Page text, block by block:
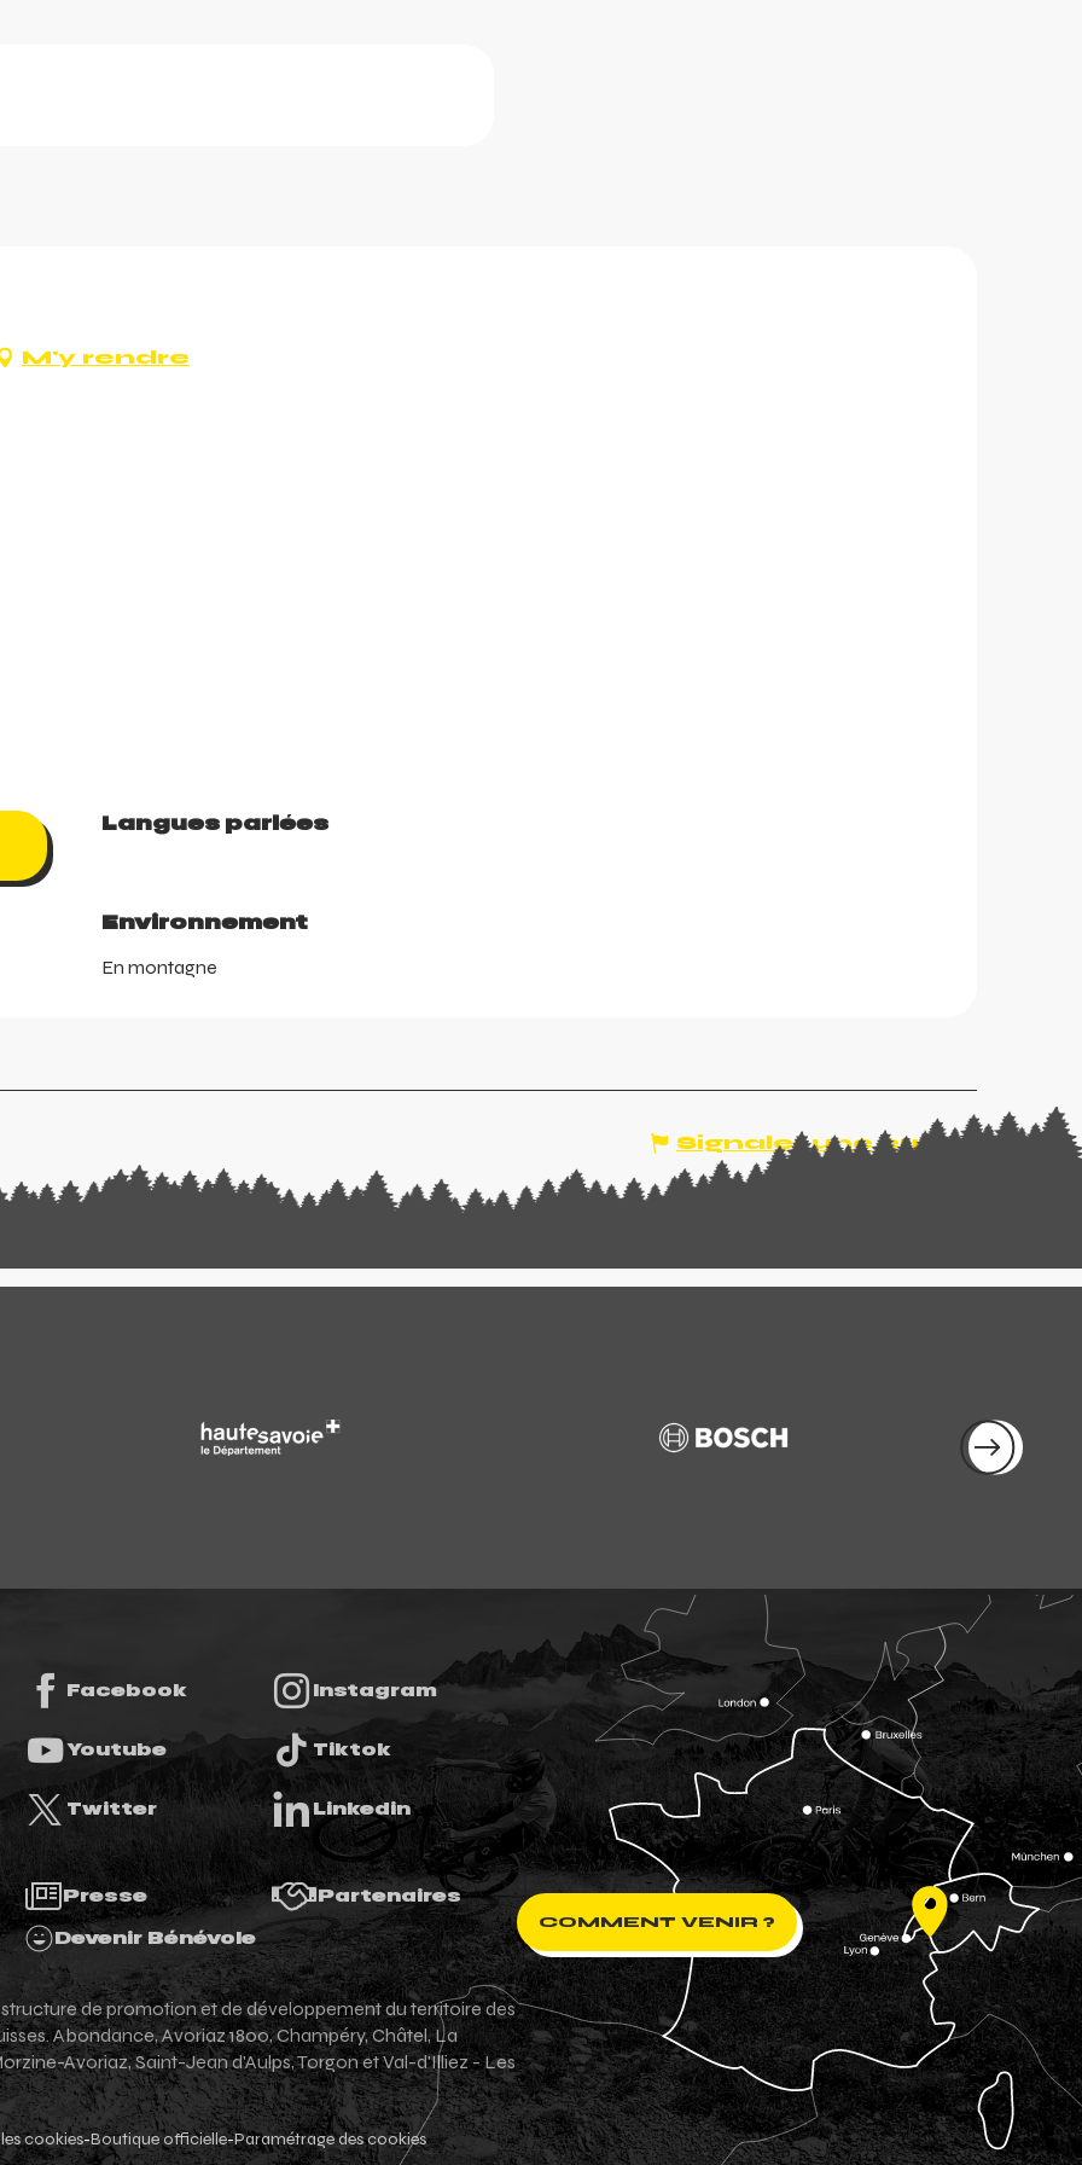
M'y rendre
Langues parlées
Langues parlées
Environnement
Environnement
En montagne
Signaler une erreur
Facebook Instagram
Youtube Tiktok
Twitter Linkedin
Presse Partenaires
Devenir Bénévole
de promotion et de développement du territoire des
Abondance, Avoriaz 1800, Champéry, Châtel, La
Avoriaz, Saint-Jean d'Aulps, Torgon et Val-d'Illiez - Les
cookies-Boutique officielle-Paramétrage des cookies
COMMENT VENIR ?